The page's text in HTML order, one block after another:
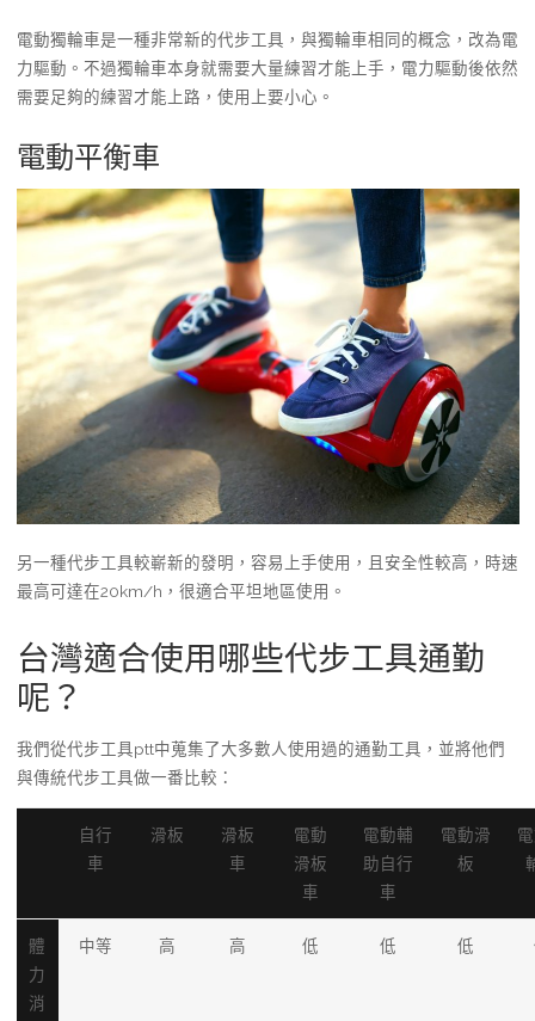
電動獨輪車是一種非常新的代步工具，與獨輪車相同的概念，改為電
力驅動。不過獨輪車本身就需要大量練習才能上手，電力驅動後依然
需要足夠的練習才能上路，使用上要小心。
電動平衡車
另一種代步工具較嶄新的發明，容易上手使用，且安全性較高，時速
最高可達在20km/h，很適合平坦地區使用。
台灣適合使用哪些代步工具通勤
呢？
我們從代步工具ptt中蒐集了大多數人使用過的通勤工具，並將他們
與傳統代步工具做一番比較：
自行
車
滑板
滑板
車
電動
滑板
車
電動輔
助自行
車
電動滑
板
體
力
消
中等 高 高 低 低 低